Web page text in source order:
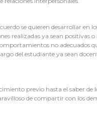
se quieren desarrollar en
realizadas ya sean positivas o
no adecuados
del estudiante ya sean
previo hasta el saber de
de compartir con los